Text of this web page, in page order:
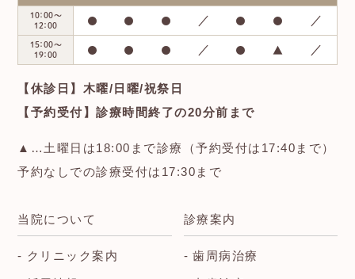
10：00～
12：00
● ● ● ／ ● ● ／
15：00～
19：00
● ● ● ／ ● ▲ ／
【休診日】木曜/日曜/祝祭日
【予約受付】診療時間終了の20分前まで
▲…土曜日は18:00まで診療（予約受付は17:40まで）
予約なしでの診療受付は17:30まで
当院について
クリニック案内
診療案内
歯周病治療